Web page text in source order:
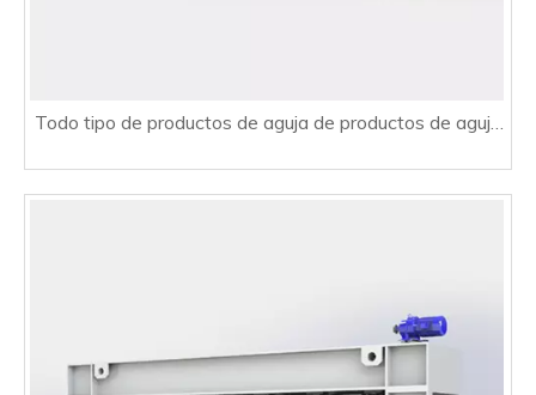
Todo tipo de productos de aguja de productos de aguja